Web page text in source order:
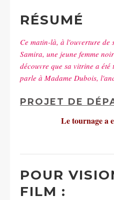
RÉSUMÉ
Ce matin-là, à l'ouverture de
Samira, une jeune femme
découvre que sa vitrine a été
parle à Madame Dubois,
PROJET DE
Le tournage a
POUR
FILM :